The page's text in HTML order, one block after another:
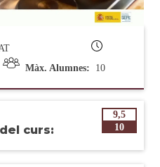
Màx. Alumnes: 10
curs:
9,5
10